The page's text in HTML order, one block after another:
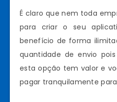
É claro que nem toda
para criar o seu
benefício de forma
quantidade de envio
esta opção tem valor e
pagar tranquilamente para